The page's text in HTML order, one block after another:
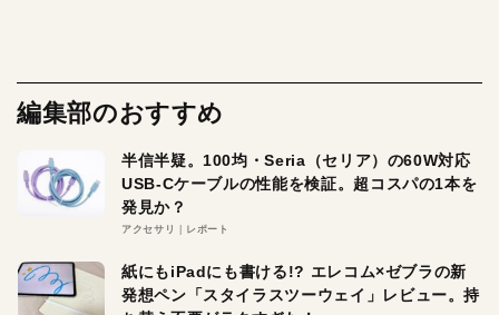
編集部のおすすめ
半信半疑。100均・Seria（セリア）の60W対応
USB-Cケーブルの性能を検証。超コスパの1本を
発見か？
アクセサリ レポート
紙にもiPadにも書ける!? エレコム×ゼブラの新
発想ペン「スタイラスツーウェイ」レビュー。持